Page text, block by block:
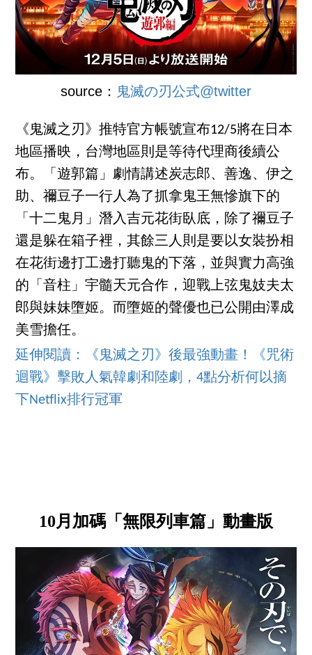
source： 鬼滅の刃公式@twitter
《鬼滅之刃》推特官方帳號宣布12/5將在日本
地區播映，台灣地區則是等待代理商後續公
布。「遊郭篇」劇情講述炭志郎、善逸、伊之
助、禰豆子一行人為了抓拿鬼王無慘旗下的
「十二鬼月」潛入吉元花街臥底，除了禰豆子
還是躲在箱子裡，其餘三人則是要以女裝扮相
在花街邊打工邊打聽鬼的下落，並與實力高強
的「音柱」宇髓天元合作，迎戰上弦鬼妓夫太
郎與妹妹墮姬。而墮姬的聲優也已公開由澤成
美雪擔任。
延伸閱讀：《鬼滅之刃》後最強動畫！《咒術
迴戰》擊敗人氣韓劇和陸劇，4點分析何以摘
下Netflix排行冠軍
10月加碼「無限列車篇」動畫版